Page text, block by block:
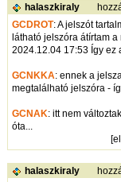
halaszkiraly
GCDROT: A jelszót
látható jelszóra átírtam
2024.12.04 17:53 Így ez
GCNKKA: ennek a
megtalálható jelszóra -
GCNAK: itt nem
óta...
[
halaszkiraly